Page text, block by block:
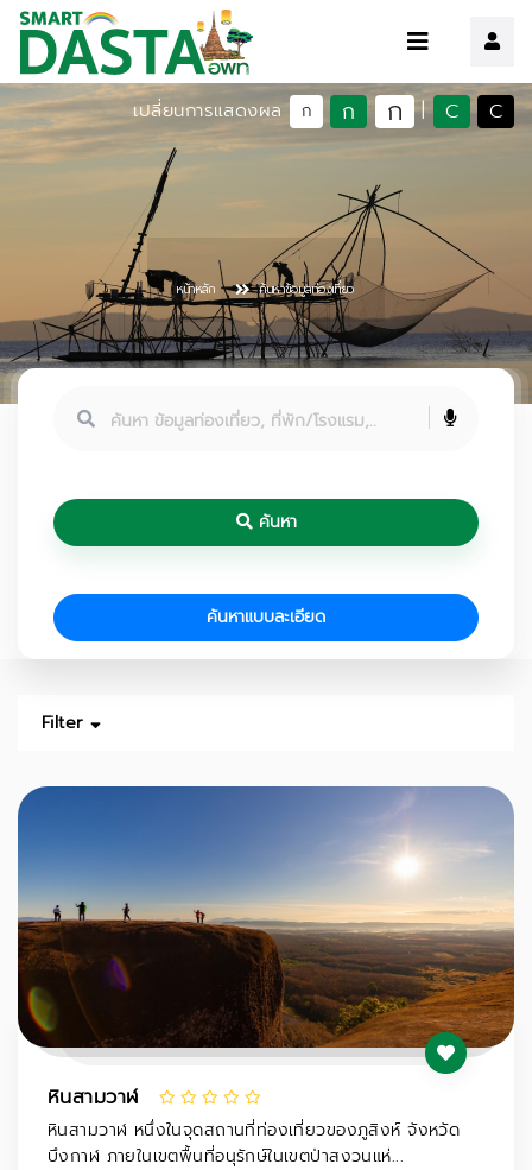
เปลี่ยนการแสดงผล ก ก ก | C C
หน้าหลัก ค้นหาข้อมูลท่องเที่ยว
ค้นหา
ค้นหาแบบละเอียด
Filter
หินสามวาฬ
หินสามวาฬ หนึ่งในจุดสถานที่ท่องเที่ยวของภูสิงห์ จังหวัด
บึงกาฬ ภายในเขตพื้นที่อนุรักษ์ในเขตป่าสงวนแห่...